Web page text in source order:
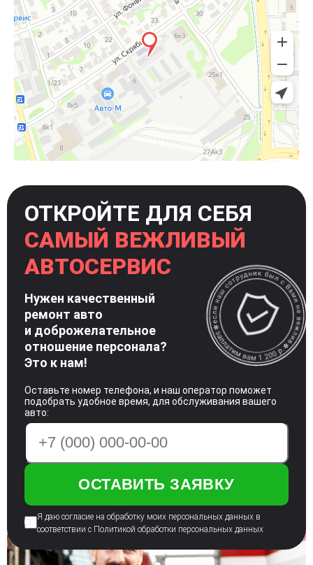
ОТКРОЙТЕ ДЛЯ СЕБЯ
САМЫЙ ВЕЖЛИВЫЙ
АВТОСЕРВИС
Нужен качественный
ремонт авто
и доброжелательное
отношение персонала?
Это к нам!
Оставьте номер телефона, и наш оператор поможет
подобрать удобное время, для обслуживания вашего
авто:
Я даю согласие на обработку моих персональных данных в
соответствии с Политикой обработки персональных данных